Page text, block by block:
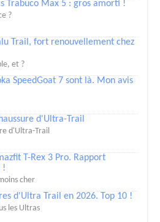
Trabuco Max 5 : gros amorti !
?
Trail, fort renouvellement chez
et ?
SpeedGoat 7 sont là. Mon avis
d'Ultra-Trail
d'Ultra-Trail
T-Rex 3 Pro. Rapport
!
cher
d'Ultra Trail en 2026. Top 10 !
les Ultras